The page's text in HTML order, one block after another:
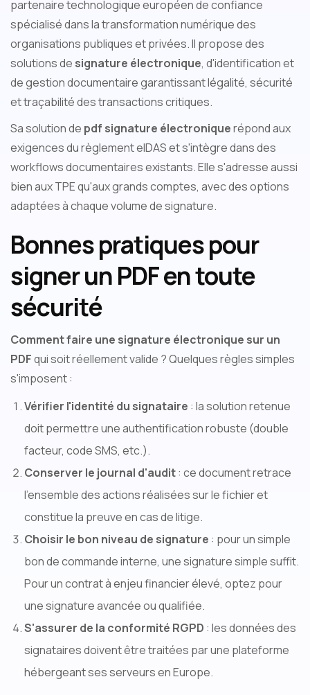
partenaire technologique européen de confiance
spécialisé dans la transformation numérique des
organisations publiques et privées. Il propose des
solutions de signature électronique, d'identification et
de gestion documentaire garantissant légalité, sécurité
et traçabilité des transactions critiques.
Sa solution de pdf signature électroniquerépond aux
exigences du règlement eIDAS et s'intègre dans des
workflows documentaires existants. Elle s'adresse aussi
bien aux TPE qu'aux grands comptes, avec des options
adaptées à chaque volume de signature.
Bonnes pratiques pour
signer un PDF en toute
sécurité
Comment faire une signature électronique sur un
PDFqui soit réellement valide ? Quelques règles simples
s'imposent :
Vérifier l'identité du signataire : la solution retenue
doit permettre une authentification robuste (double
facteur, code SMS, etc.).
Conserver le journal d'audit: ce document retrace
l'ensemble des actions réalisées sur le fichier et
constitue la preuve en cas de litige.
Choisir le bon niveau de signature : pour un simple
bon de commande interne, une signature simple suffit.
Pour un contrat à enjeu financier élevé, optez pour
une signature avancée ou qualifiée.
S'assurer de la conformité RGPD : les données des
signataires doivent être traitées par une plateforme
hébergeant ses serveurs en Europe.